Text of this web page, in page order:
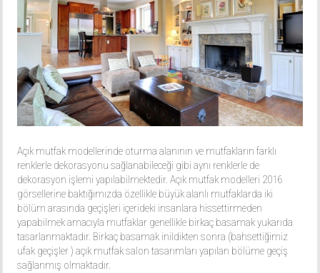
Açık mutfak modellerinde oturma alanının ve mutfakların farklı
renklerle dekorasyonu sağlanabileceği gibi aynı renklerle de
dekorasyon işlemi yapılabilmektedir. Açık mutfak modelleri 2016
görsellerine baktığımızda özellikle büyük alanlı mutfaklarda iki
bölüm arasında geçişleri içerideki insanlara hissettirmeden
yapabilmek amacıyla mutfaklar genellikle birkaç basamak yukarıda
tasarlanmaktadır. Birkaç basamak inildikten sonra (bahsettiğimiz
ufak geçişler ) açık mutfak salon tasarımları yapılan bölüme geçiş
sağlanmış olmaktadır.